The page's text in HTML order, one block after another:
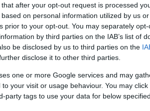
after your opt-out request is processed
on personal information utilized by us
prior to your opt-out. You may separately
by third parties on the IAB’s list of
be disclosed by us to third parties on the
disclose it to other third parties.
one or more Google services and may
your visit or usage behaviour. You may
party tags to use your data for below